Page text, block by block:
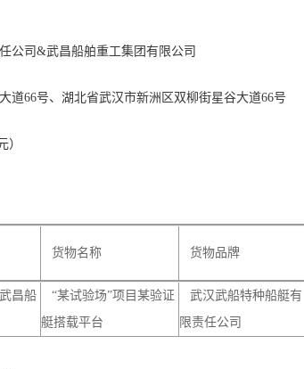
公司&武昌船舶重工集团有限公司
道66号、湖北省武汉市新洲区双柳街星谷大道66号
）
货物名称 货物品牌
昌船
“某试验场”项目某验证
艇搭载平台
武汉武船特种船艇有
限责任公司